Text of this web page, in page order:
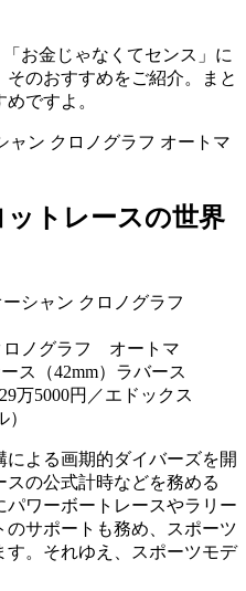
お金じゃなくてセンス」に
のおすすめをご紹介。まと
ですよ。
ャン クロノグラフ オートマ
トレースの世界
ロノグラフ オートマ
ス（42mm）ラバース
万5000円／エドックス
による画期的ダイバーズを開
の公式計時などを務める
パワーボートレースやラリー
サポートも務め、スポーツ
す。それゆえ、スポーツモデ